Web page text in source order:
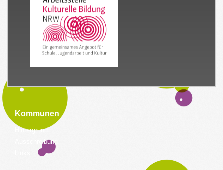
Kommunen
Hintergrund
Ausschreibung